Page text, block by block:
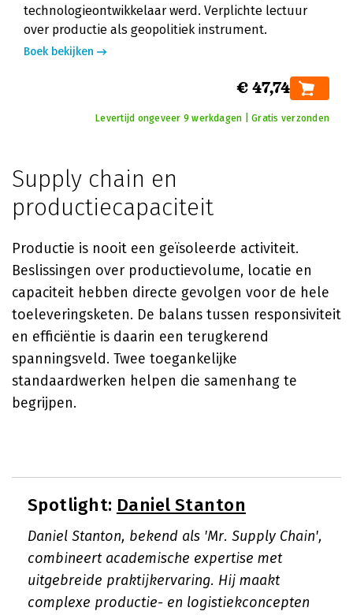
technologieontwikkelaar werd. Verplichte lectuur
over productie als geopolitiek instrument.
Boek bekijken
€ 47,74
Levertijd ongeveer 9 werkdagen | Gratis verzonden
Supply chain en
productiecapaciteit
Productie is nooit een geïsoleerde activiteit.
Beslissingen over productievolume, locatie en
capaciteit hebben directe gevolgen voor de hele
toeleveringsketen. De balans tussen responsiviteit
en efficiëntie is daarin een terugkerend
spanningsveld. Twee toegankelijke
standaardwerken helpen die samenhang te
begrijpen.
Spotlight: Daniel Stanton
Daniel Stanton, bekend als 'Mr. Supply Chain',
combineert academische expertise met
uitgebreide praktijkervaring. Hij maakt
complexe productie- en logistiekconcepten